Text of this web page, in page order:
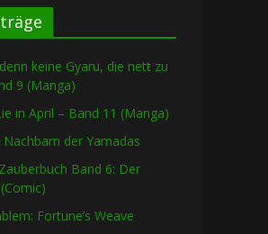
keine Gyaru, die nett zu
9 (Manga)
in April – Band 11 (Manga)
der Yamadas
Band 6: Der
Fortune’s Weave